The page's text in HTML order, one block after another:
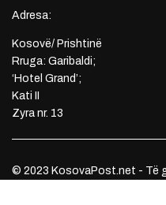
Adresa:
Kosovë/ Prishtinë
Rruga: Garibaldi;
‘Hotel Grand’;
Kati II
Zyra nr. 13
© 2023 KosovaPost.net - Të